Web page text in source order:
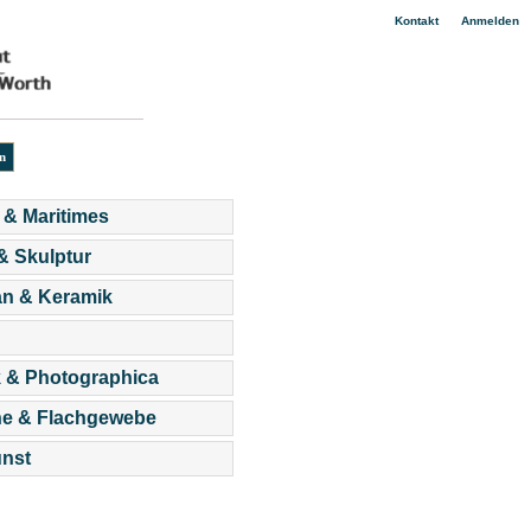
Kontakt| Anmelden
Maritimes
Skulptur
& Keramik
& Photographica
& Flachgewebe